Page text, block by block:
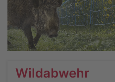
Wildabwehr